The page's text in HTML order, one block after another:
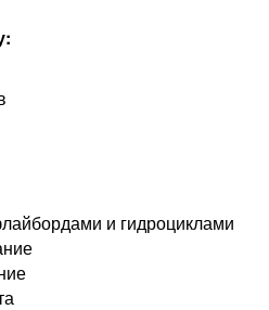
и гидроциклами